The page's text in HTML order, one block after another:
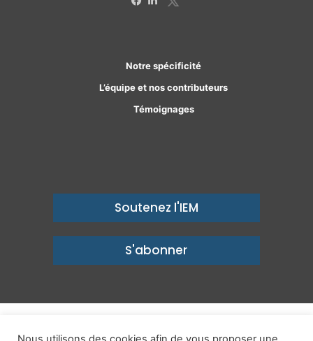
Notre spécificité
L’équipe et nos contributeurs
Témoignages
Soutenez l'IEM
S'abonner